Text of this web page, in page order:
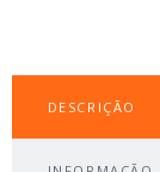
DESCRIÇÃO